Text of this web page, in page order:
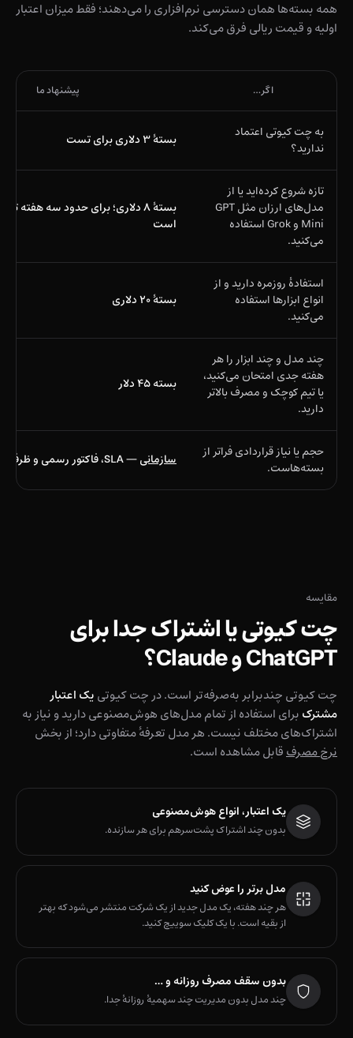
همه بسته‌ها همان دسترسی نرم‌افزاری را می‌دهند؛ فقط میزان اعتبار
اولیه و قیمت ریالی فرق می‌کند.
اگر… پیشنهاد ما
به چت کیوتی اعتماد
ندارید؟
بستهٔ ۳ دلاری برای تست
تازه شروع کرده‌اید یا از
مدل‌های ارزان مثل GPT
Mini و Grok استفاده
می‌کنید.
بستهٔ ۸ دلاری؛ برای حدود سه هفته
است
استفادهٔ روزمره دارید و از
انواع ابزارها استفاده
می‌کنید.
بستهٔ ۲۰ دلاری
چند مدل و چند ابزار را هر
هفته جدی امتحان می‌کنید،
یا تیم کوچک و مصرف بالاتر
دارید.
بسته ۴۵ دلار
حجم یا نیاز قراردادی فراتر از
بسته‌هاست.
سازمانی— SLA، فاکتور رسمی و ظرفیت سفارشی
مقایسه
چت کیوتی یا اشتراک جدا برای
ChatGPT و Claude؟
چت کیوتی چندبرابر به‌صرفه‌تر است. در چت کیوتی یک اعتبار
مشترک برای استفاده از تمام مدل‌های هوش‌مصنوعی دارید و نیاز به
اشتراک‌های مختلف نیست. هر مدل تعرفهٔ متفاوتی دارد؛ از بخش
نرخ مصرفقابل مشاهده است.
یک اعتبار، انواع هوش‌مصنوعی
بدون چند اشتراک پشت‌سرهم برای هر سازنده.
مدل برتر را عوض کنید
هر چند هفته، یک مدل جدید از یک شرکت منتشر می‌شود که بهتر
از بقیه است. با یک کلیک سوییچ کنید.
بدون سقف مصرف روزانه و …
چند مدل بدون مدیریت چند سهمیهٔ روزانهٔ جدا.